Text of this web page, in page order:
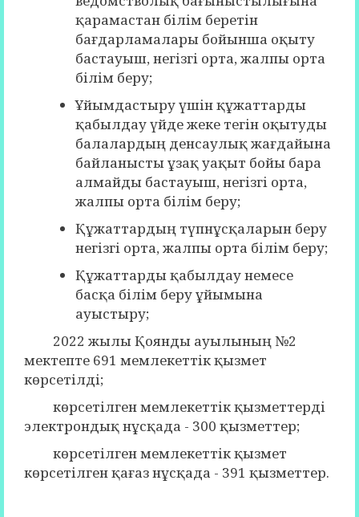
қарамастан білім беретін
бағдарламалары бойынша оқыту
бастауыш, негізгі орта, жалпы орта
білім беру;
Ұйымдастыру үшін құжаттарды
қабылдау үйде жеке тегін оқытуды
балалардың денсаулық жағдайына
байланысты ұзақ уақыт бойы бара
алмайды бастауыш, негізгі орта,
жалпы орта білім беру;
Құжаттардың түпнұсқаларын беру
негізгі орта, жалпы орта білім беру;
Құжаттарды қабылдау немесе
басқа білім беру ұйымына
ауыстыру;
2022 жылы Қоянды ауылының №2
мектепте 691 мемлекеттік қызмет
көрсетілді;
көрсетілген мемлекеттік қызметтерді
электрондық нұсқада - 300 қызметтер;
көрсетілген мемлекеттік қызмет
көрсетілген қағаз нұсқада - 391 қызметтер.